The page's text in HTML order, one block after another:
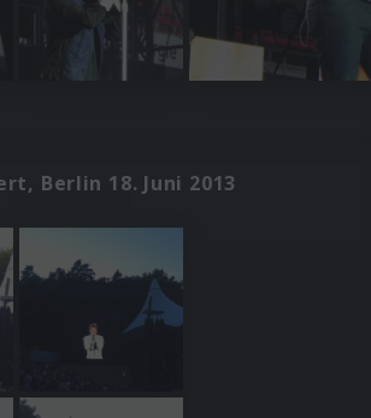
Berlin 18. Juni 2013